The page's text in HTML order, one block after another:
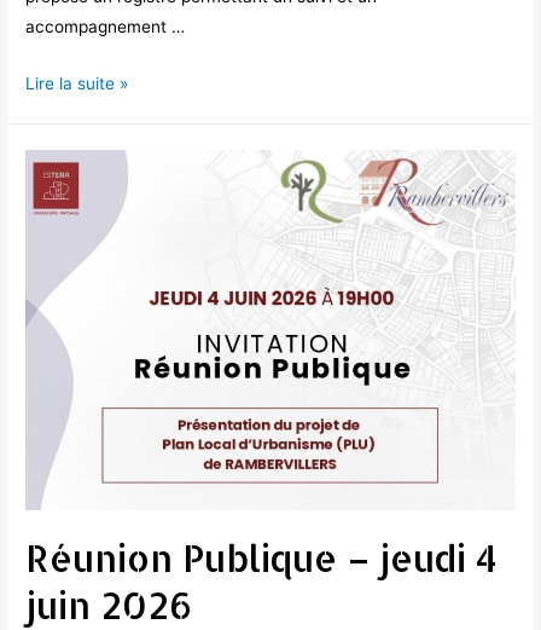
accompagnement …
PREVENTION
CHALEUR
Lire la suite »
Réunion Publique – jeudi 4
juin 2026